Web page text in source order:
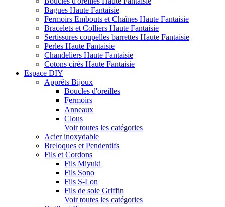
Bagues Haute Fantaisie
Fermoirs Embouts et Chaînes Haute Fantaisie
Bracelets et Colliers Haute Fantaisie
Sertissures coupelles barrettes Haute Fantaisie
Perles Haute Fantaisie
Chandeliers Haute Fantaisie
Cotons cirés Haute Fantaisie
Espace DIY
Apprêts Bijoux
Boucles d'oreilles
Fermoirs
Anneaux
Clous
Voir toutes les catégories
Acier inoxydable
Breloques et Pendentifs
Fils et Cordons
Fils Miyuki
Fils Sono
Fils S-Lon
Fils de soie Griffin
Voir toutes les catégories